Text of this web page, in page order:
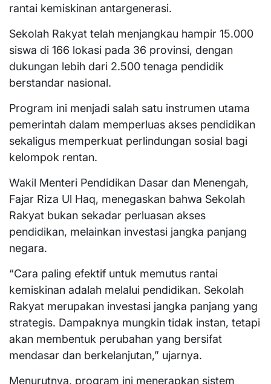
rantai kemiskinan antargenerasi.
Sekolah Rakyat telah menjangkau hampir 15.000
siswa di 166 lokasi pada 36 provinsi, dengan
dukungan lebih dari 2.500 tenaga pendidik
berstandar nasional.
Program ini menjadi salah satu instrumen utama
pemerintah dalam memperluas akses pendidikan
sekaligus memperkuat perlindungan sosial bagi
kelompok rentan.
Wakil Menteri Pendidikan Dasar dan Menengah,
Fajar Riza Ul Haq, menegaskan bahwa Sekolah
Rakyat bukan sekadar perluasan akses
pendidikan, melainkan investasi jangka panjang
negara.
“Cara paling efektif untuk memutus rantai
kemiskinan adalah melalui pendidikan. Sekolah
Rakyat merupakan investasi jangka panjang yang
strategis. Dampaknya mungkin tidak instan, tetapi
akan membentuk perubahan yang bersifat
mendasar dan berkelanjutan,” ujarnya.
Menurutnya, program ini menerapkan sistem